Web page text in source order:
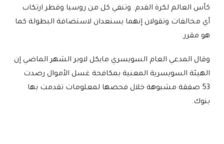
كأس العالم لكرة القدم. وتنفي كل من روسيا وقطر ارتكاب
أي مخالفات وتقولان إنهما يستعدان لاستضافة البطولة كما
هو مقرر.
وقال المدعي العام السويسري مايكل لاوبر الشهر الماضي إن
الهيئة السويسرية المعنية بمكافحة غسل الأموال رصدت
53 صفقة مشبوهة خلال فحصها لمعلومات تقدمت بها
بنوك.